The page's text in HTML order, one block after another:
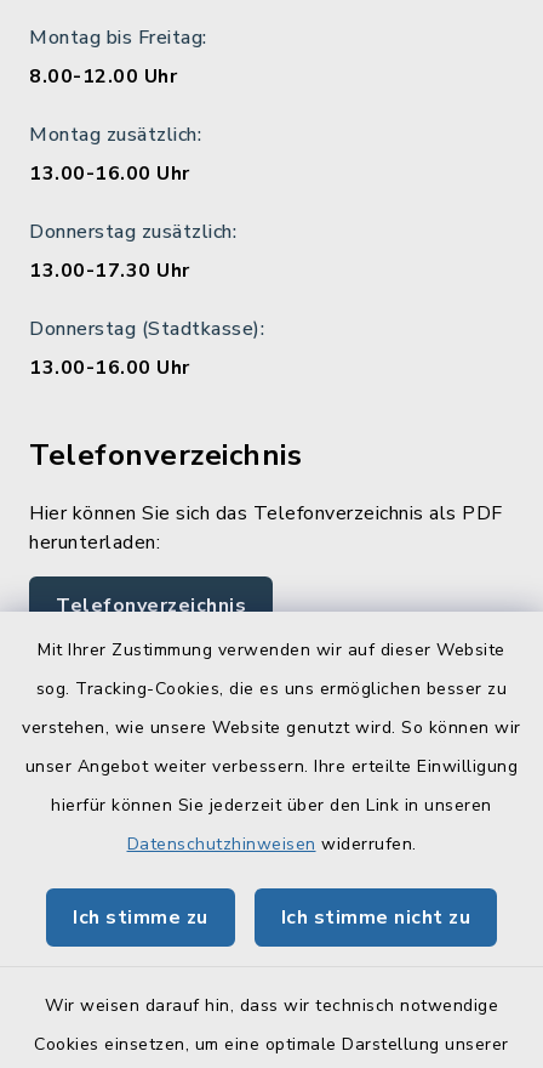
Mit Ihrer Zustimmung verwenden wir auf dieser Website
sog. Tracking-Cookies, die es uns ermöglichen besser zu
verstehen, wie unsere Website genutzt wird. So können wir
unser Angebot weiter verbessern. Ihre erteilte Einwilligung
hierfür können Sie jederzeit über den Link in unseren
Datenschutzhinweisen widerrufen.
Ich stimme zu Ich stimme nicht zu
Wir weisen darauf hin, dass wir technisch notwendige
Cookies einsetzen, um eine optimale Darstellung unserer
Montag bis Freitag:
8.00-12.00 Uhr
Montag zusätzlich:
13.00-16.00 Uhr
Donnerstag zusätzlich:
13.00-17.30 Uhr
Donnerstag (Stadtkasse):
13.00-16.00 Uhr
Telefonverzeichnis
Hier können Sie sich das Telefonverzeichnis als PDF
herunterladen:
Telefonverzeichnis
Quicklinks
Landratsamt Lichtenfels
Geoportal Lichtenfels
BayernPortal